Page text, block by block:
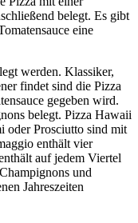
belegt. Es gibt
eine
werden. Klassiker,
findet sind die Pizza
gegeben wird.
belegt. Pizza Hawaii
oder Prosciutto sind mit
enthält vier
auf jedem Viertel
und
Jahreszeiten